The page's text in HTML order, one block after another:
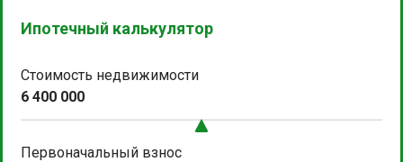
Ипотечный калькулятор
Стоимость недвижимости
6 400 000
Первоначальный взнос